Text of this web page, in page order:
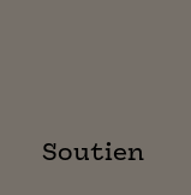
Soutien